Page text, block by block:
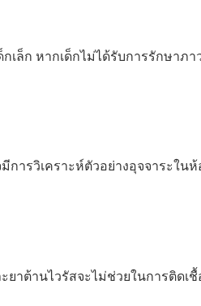
เล็ก หากเด็กไม่ได้รับการรักษาภา
การวิเคราะห์ตัวอย่างอุจจาระในห้
าต้านไวรัสจะไม่ช่วยในการติดเชื้